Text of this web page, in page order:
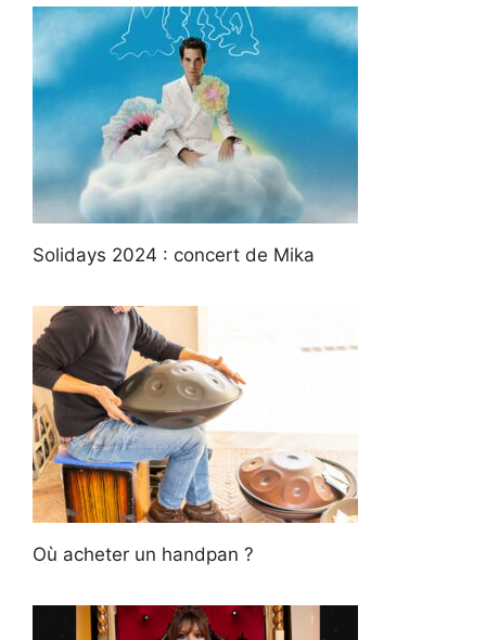
Solidays 2024 : concert de Mika
Où acheter un handpan ?